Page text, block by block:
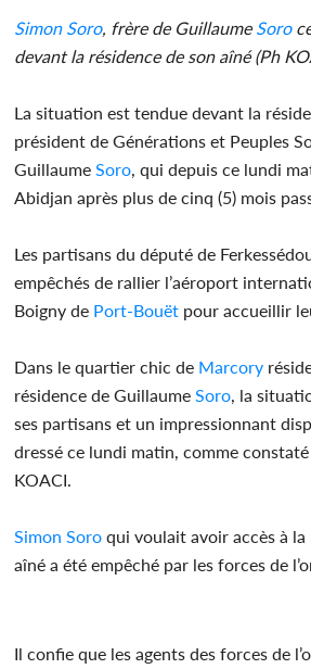
Simon Soro, frère de Guillaume Soro
devant la résidence de son aîné (Ph
La situation est tendue devant la
président de Générations et Peuples
GuillaumeSoro, qui depuis ce lundi
Abidjan après plus de cinq (5) mois
Les partisans du député de
empêchés de rallier l’aéroport
Boigny de Port-Bouët pour accueillir
Dans le quartier chic de Marcory
résidence de GuillaumeSoro, la
ses partisans et un impressionnant
dressé ce lundi matin, comme
KOACI.
Simon Soro qui voulait avoir accès à la
aîné a été empêché par les forces de
Il confie que les agents des forces de